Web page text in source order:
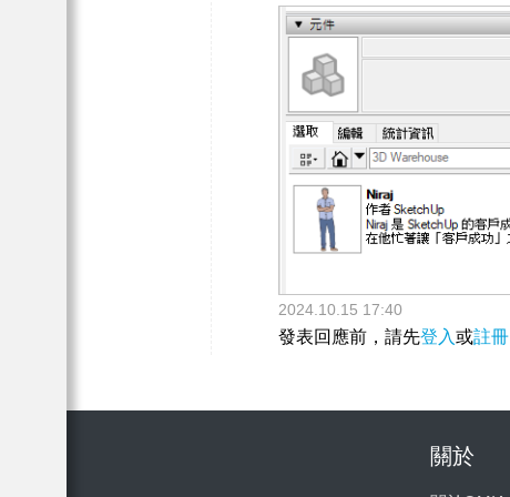
2024.10.15 17:40
發表回應前，請先登入或註冊
關於